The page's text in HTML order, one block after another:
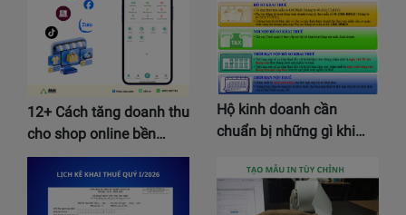
12+ Cách tăng doanh thu
cho shop online bền…
Hộ kinh doanh cần
chuẩn bị những gì khi…